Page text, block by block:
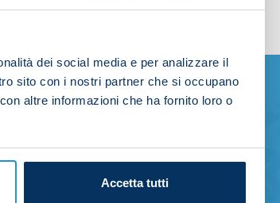
dei social media e per analizzare il
sito con i nostri partner che si occupano
altre informazioni che ha fornito loro o
Accetta tutti